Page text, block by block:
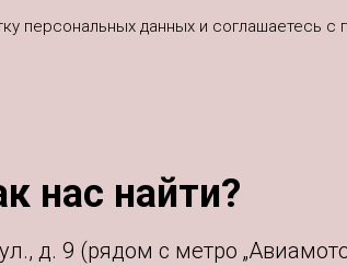
персональных данных и соглашаетесь c
нас найти?
д. 9 (рядом с метро